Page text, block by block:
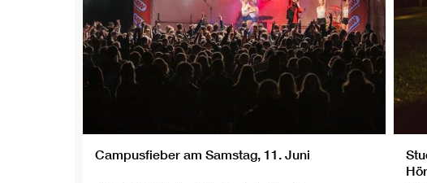
Campusfieber am Samstag, 11. Juni